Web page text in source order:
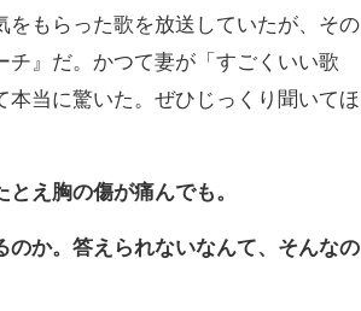
もらった歌を放送していたが、その
』だ。かつて妻が「すごくいい歌
当に驚いた。ぜひじっくり聞いてほ
え胸の傷が痛んでも。
か。答えられないなんて、そんなの